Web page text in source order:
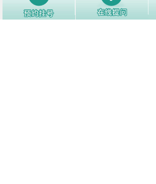
2 白癜风好转了别松懈，日常生活中注